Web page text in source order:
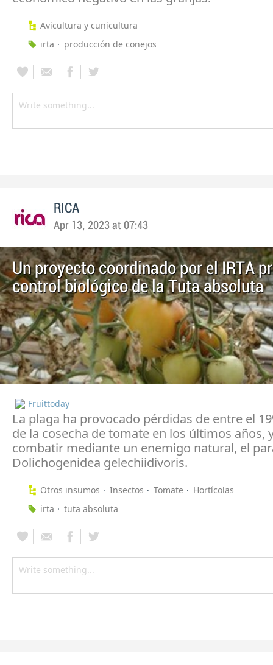
Avicultura y cunicultura
irta
producción de conejos
RICA
Apr 13, 2023 at 07:43
Un proyecto coordinado por el IRTA
control biológico de la Tuta absoluta
Fruittoday
La plaga ha provocado pérdidas de entre el
de la cosecha de tomate en los últimos años,
combatir mediante un enemigo natural, el
Dolichogenidea gelechiidivoris.
Otros insumos Insectos Tomate
Hortícolas
irta
tuta absoluta